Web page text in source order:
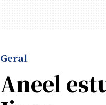
Geral
Aneel